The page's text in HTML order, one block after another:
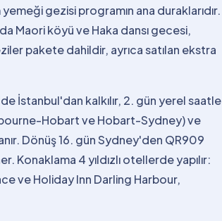
gezisi programın ana duraklarıdır.
Maori köyü ve Haka dansı gecesi,
pakete dahildir, ayrıca satılan ekstra
İstanbul'dan kalkılır, 2. gün yerel saatle
Hobart ve Hobart-Sydney) ve
Dönüş 16. gün Sydney'den QR909
Konaklama 4 yıldızlı otellerde yapılır:
ve Holiday Inn Darling Harbour,